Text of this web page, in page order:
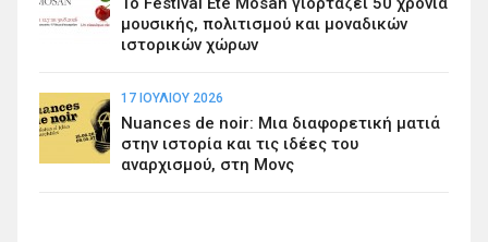
μουσικής, πολιτισμού και μοναδικών
ιστορικών χώρων
17 ΙΟΥΛΊΟΥ 2026
Nuances de noir: Μια διαφορετική ματιά
στην ιστορία και τις ιδέες του
αναρχισμού, στη Μονς